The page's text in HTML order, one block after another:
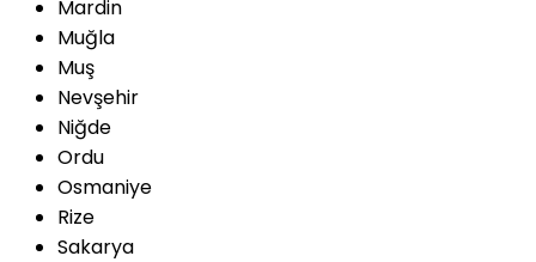
Mardin
Muğla
Muş
Nevşehir
Niğde
Ordu
Osmaniye
Rize
Sakarya